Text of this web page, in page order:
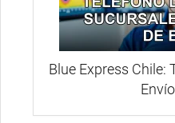
Blue Express Chile: